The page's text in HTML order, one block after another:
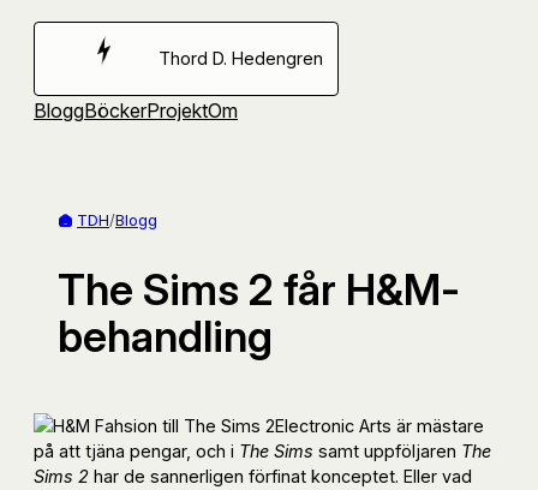
Hoppa
Thord D. Hedengren
BloggBöckerProjektOm
TDH/Blogg
The Sims 2 får H&M-
behandling
Electronic Arts är mästare
på att tjäna pengar, och i The Sims samt uppföljaren The
Sims 2 har de sannerligen förfinat konceptet. Eller vad